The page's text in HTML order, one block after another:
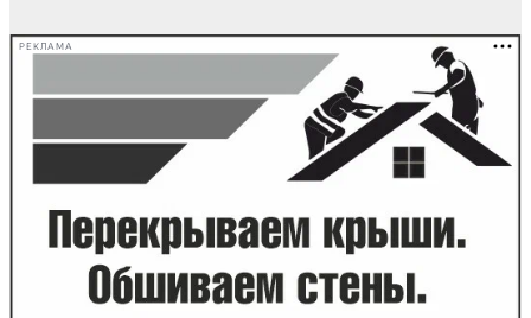
РЕКЛАМА